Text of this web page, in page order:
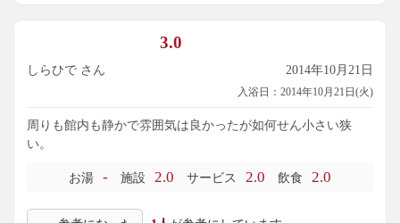
3.0
しらひで さん 2014年10月21日
入浴日：2014年10月21日(火)
周りも館内も静かで雰囲気は良かったが如何せん小さい狭
い。
お湯 - 施設 2.0 サービス 2.0 飲食 2.0